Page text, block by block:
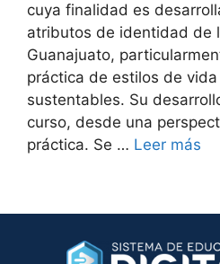
cuya finalidad es
atributos de identidad de
Guanajuato,
práctica de estilos de
sustentables. Su
curso, desde una
práctica. Se … Leer más